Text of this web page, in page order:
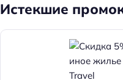
Истекшие